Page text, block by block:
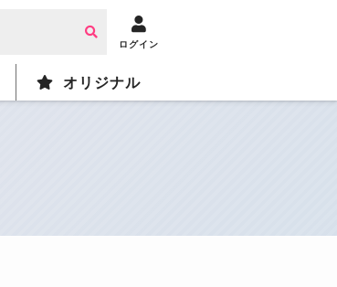
ログイン
オリジナル